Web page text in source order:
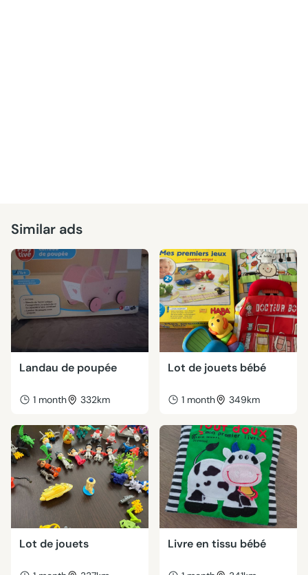
Similar ads
Landau de poupée
1 month 332km
Lot de jouets bébé
1 month 349km
Lot de jouets Livre en tissu bébé